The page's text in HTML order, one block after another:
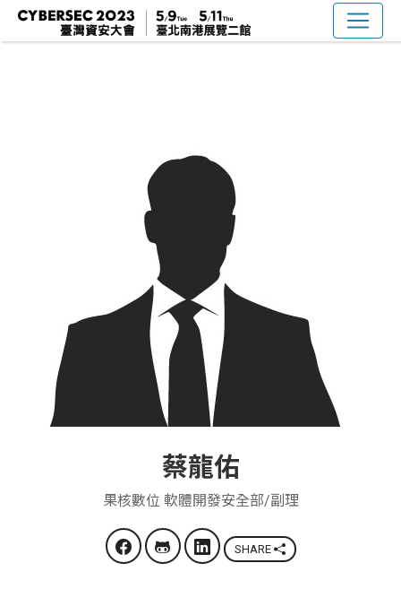
蔡龍佑
果核數位 軟體開發安全部/副理
SHARE